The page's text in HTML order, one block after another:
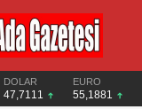
DOLAR
47,7111
EURO
55,1881